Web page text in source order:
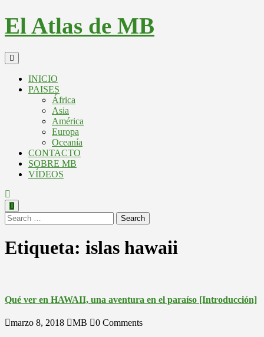
El Atlas de MB
INICIO
PAISES
África
Asia
América
Europa
Oceanía
CONTACTO
SOBRE MB
VÍDEOS
Search
Etiqueta: islas hawaii
Qué ver en HAWAII, una aventura en el paraíso [Introducción]
marzo 8, 2018 MB
0 Comments